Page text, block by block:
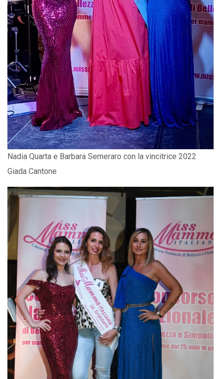
Nadia Quarta e Barbara Semeraro con la vincitrice 2022
Giada Cantone